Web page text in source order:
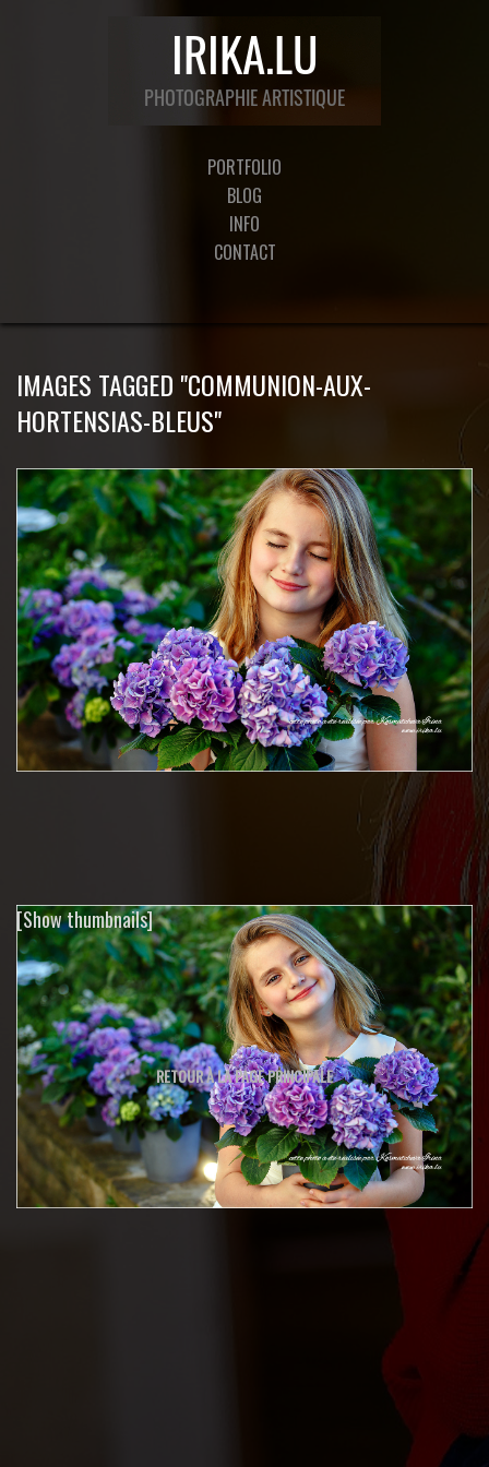
PORTFOLIO
BLOG
INFO
CONTACT
IMAGES TAGGED "COMMUNION-AUX-
HORTENSIAS-BLEUS"
[Show thumbnails]
RETOUR À LA PAGE PRINCIPALE